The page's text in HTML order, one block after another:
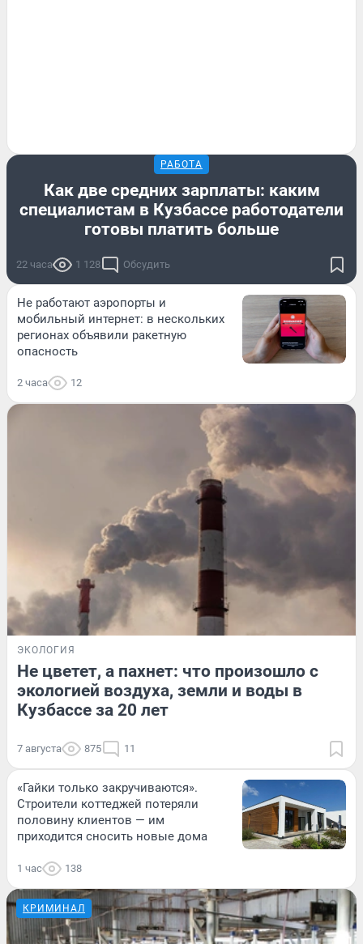
РАБОТА
Как две средних зарплаты: каким
специалистам в Кузбассе работодатели
готовы платить больше
22 часа 1 128 Обсудить
Не работают аэропорты и
мобильный интернет: в нескольких
регионах объявили ракетную
опасность
2 часа 12
ЭКОЛОГИЯ
Не цветет, а пахнет: что произошло с
экологией воздуха, земли и воды в
Кузбассе за 20 лет
7 августа 875 11
«Гайки только закручиваются».
Строители коттеджей потеряли
половину клиентов — им
приходится сносить новые дома
1 час 138
КРИМИНАЛ